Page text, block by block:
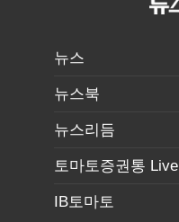
뉴스
뉴스북
뉴스리듬
토마토증권통 Live
IB토마토